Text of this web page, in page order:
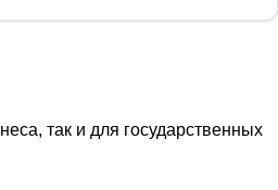
так и для государственных